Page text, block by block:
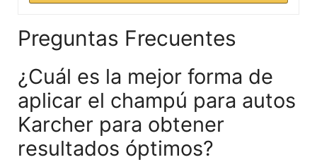
Preguntas Frecuentes
¿Cuál es la mejor forma de
aplicar el champú para autos
Karcher para obtener
resultados óptimos?